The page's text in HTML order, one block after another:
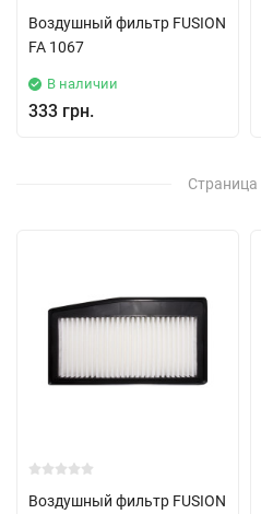
Воздушный фильтр FUSION
FA 1067
В наличии
333 грн.
Страница
Воздушный фильтр FUSION